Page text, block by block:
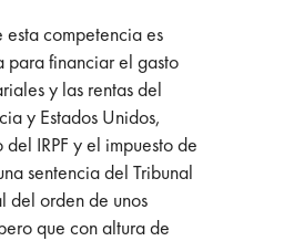
competencia es
para financiar el gasto
y las rentas del
y Estados Unidos,
IRPF y el impuesto de
sentencia del Tribunal
del orden de unos
que con altura de